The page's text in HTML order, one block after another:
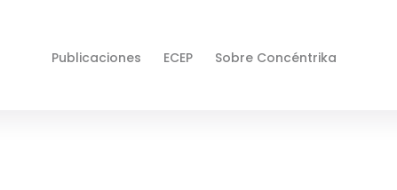
Publicaciones ECEP Sobre Concéntrika